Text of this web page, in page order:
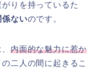
りを持っているた
係ないのです。
内面的な魅力に惹か
二人の間に起きるこ